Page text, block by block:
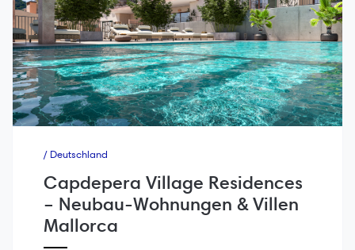
/ Deutschland
Capdepera Village Residences
– Neubau-Wohnungen & Villen
Mallorca